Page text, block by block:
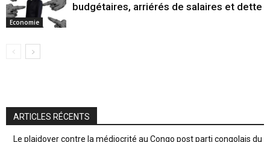
Economie
budgétaires, arriérés de salaires et dette
ARTICLES RÉCENTS
Le plaidoyer contre la médiocrité au Congo post parti congolais du